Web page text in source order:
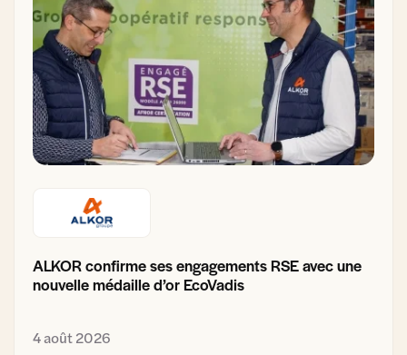
ALKOR confirme ses engagements RSE avec une
nouvelle médaille d’or EcoVadis
4 août 2026